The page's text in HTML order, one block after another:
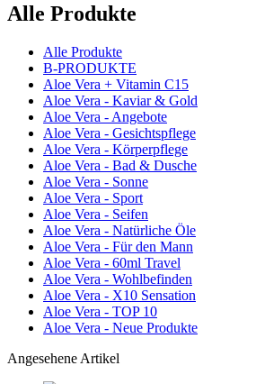
Alle Produkte
Alle Produkte
B-PRODUKTE
Aloe Vera + Vitamin C15
Aloe Vera - Kaviar & Gold
Aloe Vera - Angebote
Aloe Vera - Gesichtspflege
Aloe Vera - Körperpflege
Aloe Vera - Bad & Dusche
Aloe Vera - Sonne
Aloe Vera - Sport
Aloe Vera - Seifen
Aloe Vera - Natürliche Öle
Aloe Vera - Für den Mann
Aloe Vera - 60ml Travel
Aloe Vera - Wohlbefinden
Aloe Vera - X10 Sensation
Aloe Vera - TOP 10
Aloe Vera - Neue Produkte
Angesehene Artikel